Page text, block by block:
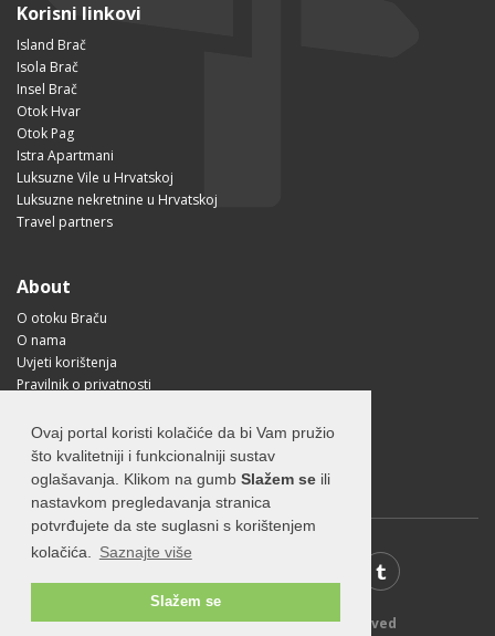
Ovaj portal koristi kolačiće da bi Vam pružio
što kvalitetniji i funkcionalniji sustav
oglašavanja. Klikom na gumb Slažem se ili
nastavkom pregledavanja stranica
potvrđujete da ste suglasni s korištenjem
kolačića.
Saznajte više
Slažem se
Korisni linkovi
Island Brač
Isola Brač
Insel Brač
Otok Hvar
Otok Pag
Istra Apartmani
Luksuzne Vile u Hrvatskoj
Luksuzne nekretnine u Hrvatskoj
Travel partners
About
O otoku Braču
O nama
Uvjeti korištenja
Pravilnik o privatnosti
Kako doći na Brač?
Visit Croatia
© 2026 Visit-Brac.com - All rights reserved